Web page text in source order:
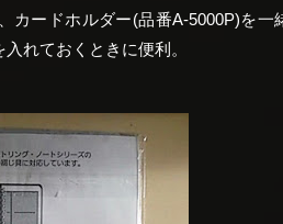
カードホルダー(品番A-5000P)を一
れておくときに便利。